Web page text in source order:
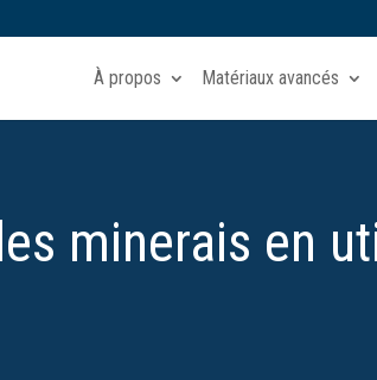
À propos Matériaux avancés
minerais en